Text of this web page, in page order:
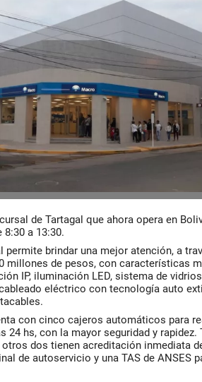
de Tartagal que ahora opera en
a 13:30.
permite brindar una mejor atención, a
millones de pesos, con características
IP, iluminación LED, sistema de
eléctrico con tecnología auto
con cinco cajeros automáticos para
24 hs, con la mayor seguridad y rapidez.
dos tienen acreditación inmediata
de autoservicio y una TAS de ANSES